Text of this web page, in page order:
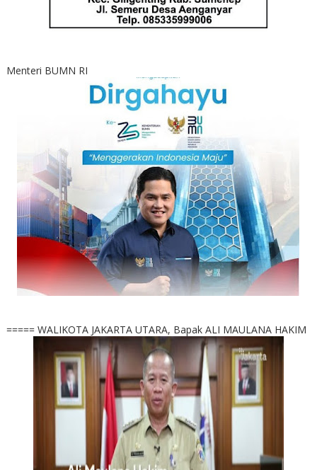
Menteri BUMN RI
===== WALIKOTA JAKARTA UTARA, Bapak ALI MAULANA HAKIM